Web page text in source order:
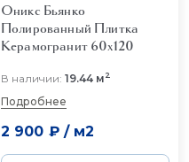
Оникс Бьянко
Полированный Плитка
Керамогранит 60x120
В наличии: 19.44 м2
Подробнее
2 900 ₽/ м2